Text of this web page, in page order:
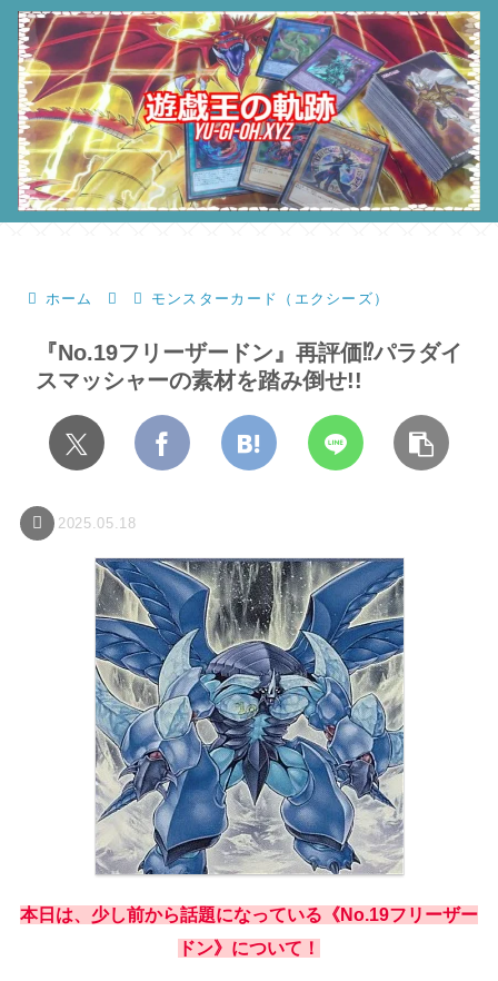
ホーム モンスターカード（エクシーズ）
『No.19フリーザードン』再評価⁉パラダイ
スマッシャーの素材を踏み倒せ!!
2025.05.18
本日は、少し前から話題になっている《No.19フリーザー
ドン》について！